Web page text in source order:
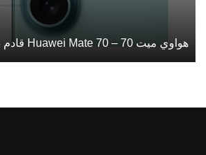
هواوي ميت 70 – Huawei Mate 70 قادم بمواصفات